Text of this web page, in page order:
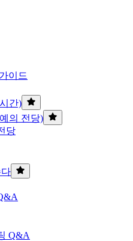
이드
간)
의 전당)
당
Q&A